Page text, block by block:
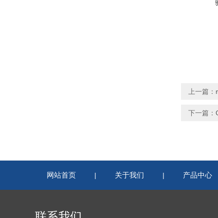
上一篇：
下一篇：
网站首页 | 关于我们 | 产品中心